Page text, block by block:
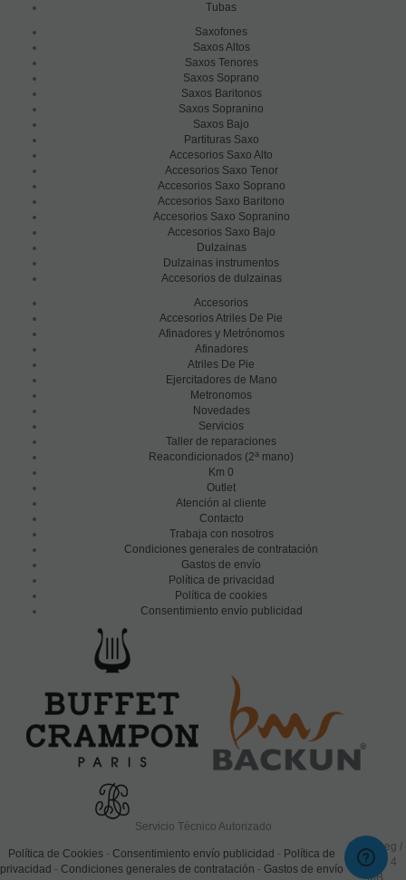
Tubas
Saxofones
Saxos Altos
Saxos Tenores
Saxos Soprano
Saxos Baritonos
Saxos Sopranino
Saxos Bajo
Partituras Saxo
Accesorios Saxo Alto
Accesorios Saxo Tenor
Accesorios Saxo Soprano
Accesorios Saxo Baritono
Accesorios Saxo Sopranino
Accesorios Saxo Bajo
Dulzainas
Dulzainas instrumentos
Accesorios de dulzainas
Accesorios
Accesorios Atriles De Pie
Afinadores y Metrónomos
Afinadores
Atriles De Pie
Ejercitadores de Mano
Metronomos
Novedades
Servicios
Taller de reparaciones
Reacondicionados (2a mano)
Km 0
Outlet
Atención al cliente
Contacto
Trabaja con nosotros
Condiciones generales de contratación
Gastos de envío
Política de privacidad
Política de cookies
Consentimiento envío publicidad
Servicio Técnico Autorizado
Política de Cookies - Consentimiento envío publicidad - Política de
privacidad - Condiciones generales de contratación - Gastos de envío
0.347 seg /
77 sql
/ 4